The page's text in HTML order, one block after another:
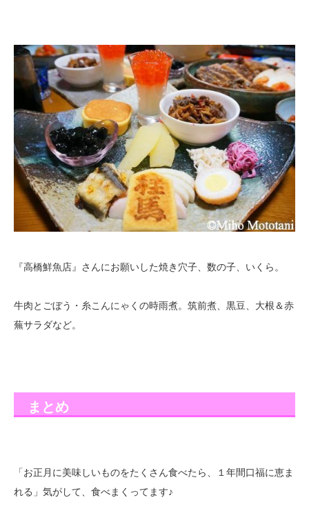
『高橋鮮魚店』さんにお願いした焼き穴子、数の子、いくら。
牛肉とごぼう・糸こんにゃくの時雨煮。筑前煮、黒豆、大根＆赤
蕪サラダなど。
まとめ
「お正月に美味しいものをたくさん食べたら、１年間口福に恵ま
れる」気がして、食べまくってます♪